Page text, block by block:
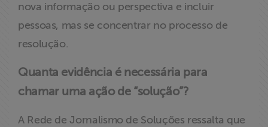
nova informação ou perspectiva e incluir
pessoas, mas se concentrar no processo de
resolução.
Quanta evidência é necessária para
chamar uma ação de “solução”?
A Rede de Jornalismo de Soluções ressalta que